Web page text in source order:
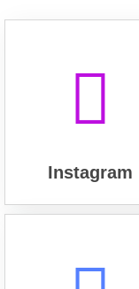
Instagram